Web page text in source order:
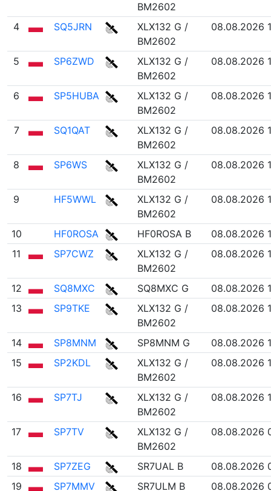
BM2602
4 SQ5JRN
XLX132 G /
BM2602
08.08.2026
5 SP6ZWD
XLX132 G /
BM2602
08.08.2026
6 SP5HUBA
XLX132 G /
BM2602
08.08.2026
7 SQ1QAT
XLX132 G /
BM2602
08.08.2026
8 SP6WS
XLX132 G /
BM2602
08.08.2026
9 HF5WWL
XLX132 G /
BM2602
08.08.2026
10 HF0ROSA HF0ROSA B
08.08.2026
11
SP7CWZ
XLX132 G /
BM2602
08.08.2026
12 SQ8MXC SQ8MXC G
08.08.2026
13
SP9TKE
XLX132 G /
BM2602
08.08.2026
14 SP8MNM SP8MNM G
08.08.2026
15
SP2KDL
XLX132 G /
BM2602
08.08.2026
16 SP7TJ
XLX132 G /
BM2602
08.08.2026
17 SP7TV
XLX132 G /
BM2602
08.08.2026
18 SP7ZEG SR7UAL B
08.08.2026
19
SP7MMV SR7ULM B
08.08.2026